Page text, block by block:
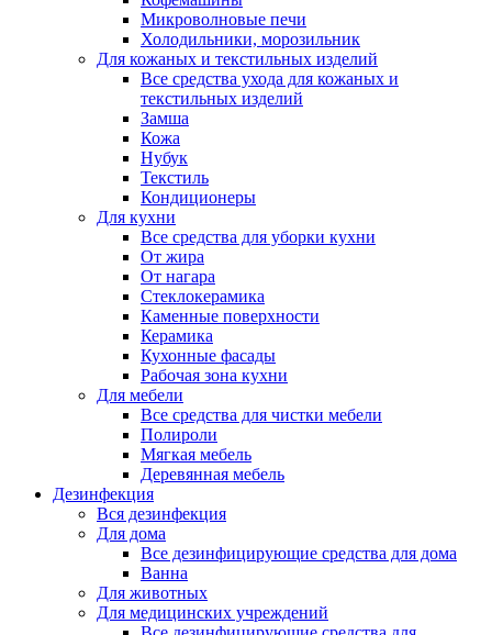
Микроволновые печи
Холодильники, морозильник
Для кожаных и текстильных изделий
Все средства ухода для кожаных и
текстильных изделий
Замша
Кожа
Нубук
Текстиль
Кондиционеры
Для кухни
Все средства для уборки кухни
От жира
От нагара
Стеклокерамика
Каменные поверхности
Керамика
Кухонные фасады
Рабочая зона кухни
Для мебели
Все средства для чистки мебели
Полироли
Мягкая мебель
Деревянная мебель
Дезинфекция
Вся дезинфекция
Для дома
Все дезинфицирующие средства для дома
Ванна
Для животных
Для медицинских учреждений